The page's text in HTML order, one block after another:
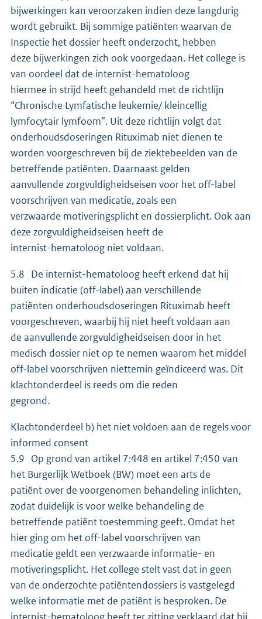
bijwerkingen kan veroorzaken indien deze langdurig
wordt gebruikt. Bij sommige patiënten waarvan de
Inspectie het dossier heeft onderzocht, hebben
deze bijwerkingen zich ook voorgedaan. Het college is
van oordeel dat de internist-hematoloog
hiermee in strijd heeft gehandeld met de richtlijn
“Chronische Lymfatische leukemie/ kleincellig
lymfocytair lymfoom”. Uit deze richtlijn volgt dat
onderhoudsdoseringen Rituximab niet dienen te
worden voorgeschreven bij de ziektebeelden van de
betreffende patiënten. Daarnaast gelden
aanvullende zorgvuldigheidseisen voor het off-label
voorschrijven van medicatie, zoals een
verzwaarde motiveringsplicht en dossierplicht. Ook aan
deze zorgvuldigheidseisen heeft de
internist-hematoloog niet voldaan.
5.8 De internist-hematoloog heeft erkend dat hij
buiten indicatie (off-label) aan verschillende
patiënten onderhoudsdoseringen Rituximab heeft
voorgeschreven, waarbij hij niet heeft voldaan aan
de aanvullende zorgvuldigheidseisen door in het
medisch dossier niet op te nemen waarom het middel
off-label voorschrijven niettemin geïndiceerd was. Dit
klachtonderdeel is reeds om die reden
gegrond.
Klachtonderdeel b) het niet voldoen aan de regels voor
informed consent
5.9 Op grond van artikel 7:448 en artikel 7:450 van
het Burgerlijk Wetboek (BW) moet een arts de
patiënt over de voorgenomen behandeling inlichten,
zodat duidelijk is voor welke behandeling de
betreffende patiënt toestemming geeft. Omdat het
hier ging om het off-label voorschrijven van
medicatie geldt een verzwaarde informatie- en
motiveringsplicht. Het college stelt vast dat in geen
van de onderzochte patiëntendossiers is vastgelegd
welke informatie met de patiënt is besproken. De